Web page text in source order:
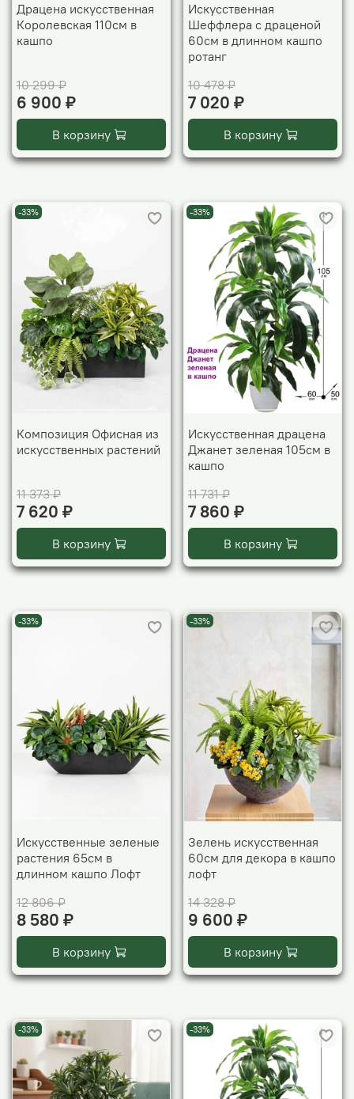
Драцена искусственная
Королевская 110см в
кашпо
10 299 ₽
6 900 ₽
В корзину
Искусственная
Шеффлера с драценой
60см в длинном кашпо
ротанг
10 478 ₽
7 020 ₽
В корзину
-33%
Композиция Офисная из
искусственных растений
11 373 ₽
7 620 ₽
В корзину
-33%
Искусственная драцена
Джанет зеленая 105см в
кашпо
11 731 ₽
7 860 ₽
В корзину
-33%
Искусственные зеленые
растения 65см в
длинном кашпо Лофт
12 806 ₽
8 580 ₽
В корзину
-33%
Зелень искусственная
60см для декора в кашпо
лофт
14 328 ₽
9 600 ₽
В корзину
-33% -33%